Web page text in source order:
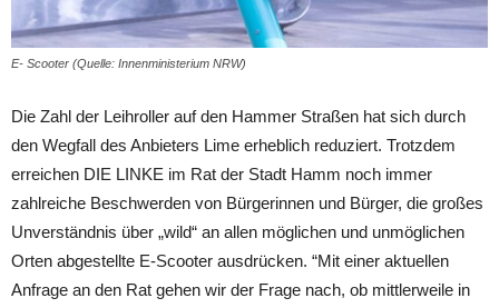
E- Scooter (Quelle: Innenministerium NRW)
Die Zahl der Leihroller auf den Hammer Straßen hat sich durch
den Wegfall des Anbieters Lime erheblich reduziert. Trotzdem
erreichen DIE LINKE im Rat der Stadt Hamm noch immer
zahlreiche Beschwerden von Bürgerinnen und Bürger, die großes
Unverständnis über „wild“ an allen möglichen und unmöglichen
Orten abgestellte E-Scooter ausdrücken. “Mit einer aktuellen
Anfrage an den Rat gehen wir der Frage nach, ob mittlerweile in